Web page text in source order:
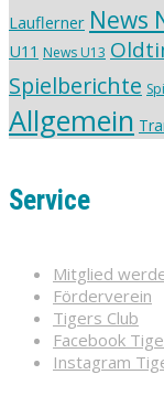
Lauflerner News
U11 News U13
Spielberichte
Allgemein
Service
Mitglied
Förderverein
Tigers Club
Facebook
Instagram